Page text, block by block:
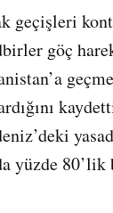
geçişleri
göç
yüzde